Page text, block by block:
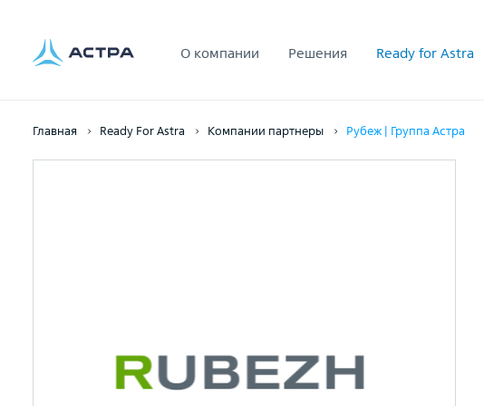
О компании Решения Ready for Astra
Главная Ready For Astra Компании партнеры Рубеж | Группа Астра